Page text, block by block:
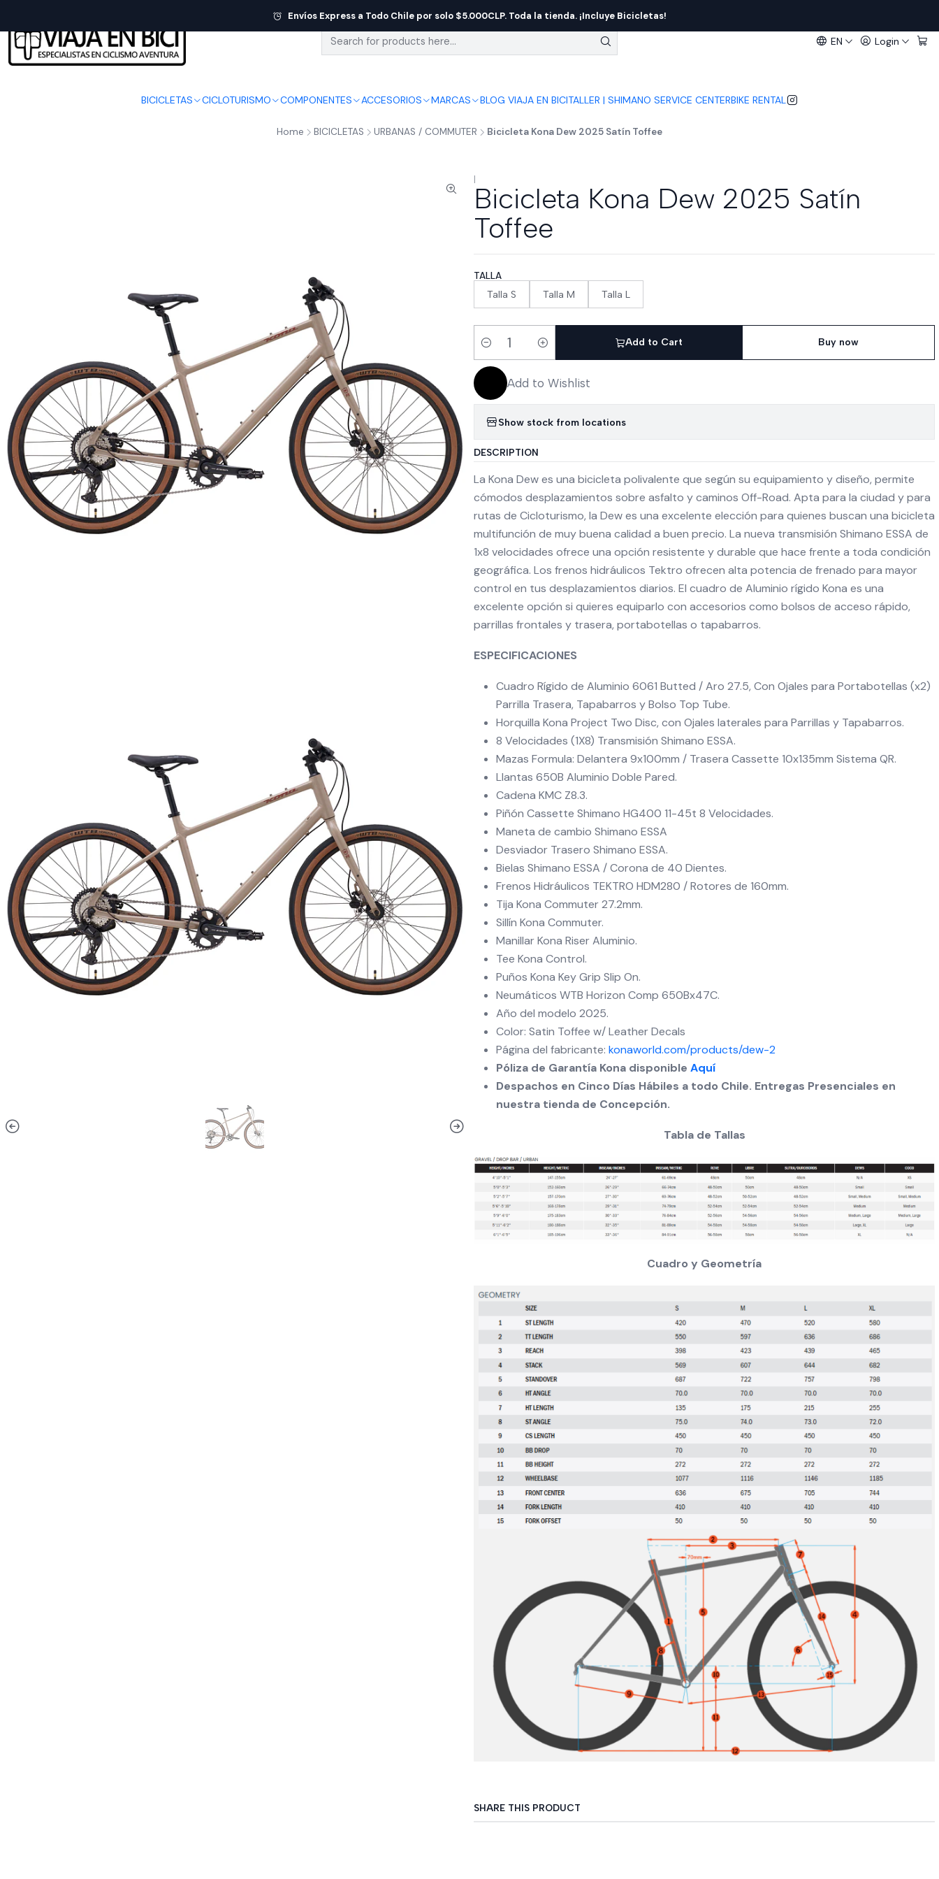
EN Login
BICICLETAS CICLOTURISMO COMPONENTES ACCESORIOS MARCAS BLOG VIAJA EN BICITALLER | SHIMANO SERVICE CENTERBIKE RENTAL
Envíos Express a Todo Chile por solo $5.000CLP. Toda la tienda. ¡Incluye Bicicletas!
Home BICICLETAS URBANAS / COMMUTER Bicicleta Kona Dew 2025 Satín Toffee
|
Bicicleta Kona Dew 2025 Satín
Toffee
TALLA
Talla S Talla M Talla L
Quantity
Add to Cart Buy now
Add to Wishlist
Show stock from locations
DESCRIPTION
La Kona Dew es una bicicleta polivalente que según su equipamiento y diseño, permite
cómodos desplazamientos sobre asfalto y caminos Off-Road. Apta para la ciudad y para
rutas de Cicloturismo, la Dew es una excelente elección para quienes buscan una bicicleta
multifunción de muy buena calidad a buen precio. La nueva transmisión Shimano ESSA de
1x8 velocidades ofrece una opción resistente y durable que hace frente a toda condición
geográfica. Los frenos hidráulicos Tektro ofrecen alta potencia de frenado para mayor
control en tus desplazamientos diarios. El cuadro de Aluminio rígido Kona es una
excelente opción si quieres equiparlo con accesorios como bolsos de acceso rápido,
parrillas frontales y trasera, portabotellas o tapabarros.
ESPECIFICACIONES
Cuadro Rígido de Aluminio 6061 Butted / Aro 27.5, Con Ojales para Portabotellas (x2)
Parrilla Trasera, Tapabarros y Bolso Top Tube.
Horquilla Kona Project Two Disc, con Ojales laterales para Parrillas y Tapabarros.
8 Velocidades (1X8) Transmisión Shimano ESSA.
Mazas Formula: Delantera 9x100mm / Trasera Cassette 10x135mm Sistema QR.
Llantas 650B Aluminio Doble Pared.
Cadena KMC Z8.3.
Piñón Cassette Shimano HG400 11-45t 8 Velocidades.
Maneta de cambio Shimano ESSA
Desviador Trasero Shimano ESSA.
Bielas Shimano ESSA / Corona de 40 Dientes.
Frenos Hidráulicos TEKTRO HDM280 / Rotores de 160mm.
Tija Kona Commuter 27.2mm.
Sillín Kona Commuter.
Manillar Kona Riser Aluminio.
Tee Kona Control.
Puños Kona Key Grip Slip On.
Neumáticos WTB Horizon Comp 650Bx47C.
Año del modelo 2025.
Color: Satin Toffee w/ Leather Decals
Página del fabricante: konaworld.com/products/dew-2
Póliza de Garantía Kona disponible Aquí
Despachos en Cinco Días Hábiles a todo Chile. Entregas Presenciales en
nuestra tienda de Concepción.
Tabla de Tallas
Cuadro y Geometría
SHARE THIS PRODUCT